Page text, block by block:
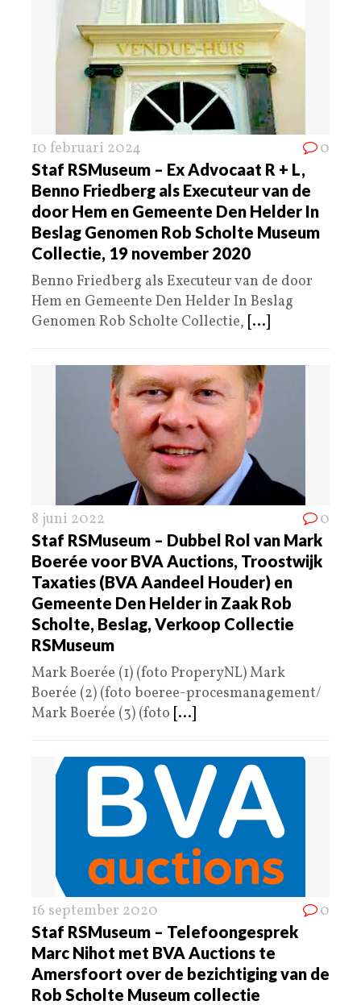
10 februari 2024 0
Staf RSMuseum – Ex Advocaat R + L,
Benno Friedberg als Executeur van de
door Hem en Gemeente Den Helder In
Beslag Genomen Rob Scholte Museum
Collectie, 19 november 2020
Benno Friedberg als Executeur van de door
Hem en Gemeente Den Helder In Beslag
Genomen Rob Scholte Collectie, [...]
8 juni 2022 0
Staf RSMuseum – Dubbel Rol van Mark
Boerée voor BVA Auctions, Troostwijk
Taxaties (BVA Aandeel Houder) en
Gemeente Den Helder in Zaak Rob
Scholte, Beslag, Verkoop Collectie
RSMuseum
Mark Boerée (1) (foto ProperyNL) Mark
Boerée (2) (foto boeree-procesmanagement/
Mark Boerée (3) (foto [...]
16 september 2020 0
Staf RSMuseum – Telefoongesprek
Marc Nihot met BVA Auctions te
Amersfoort over de bezichtiging van de
Rob Scholte Museum collectie